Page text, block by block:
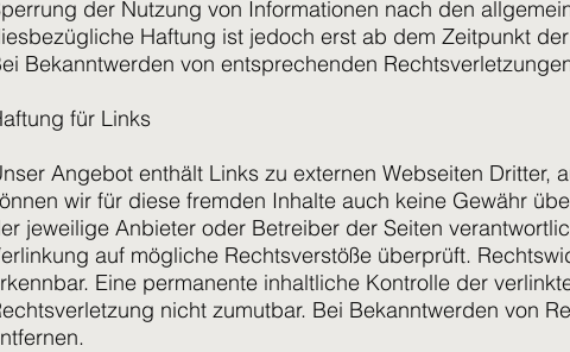
der Nutzung von Informationen nach den
Haftung ist jedoch erst ab dem Zeitpunkt
Bekanntwerden von entsprechenden
für Links
Angebot enthält Links zu externen Webseiten Dritter,
wir für diese fremden Inhalte auch keine Gewähr
jeweilige Anbieter oder Betreiber der Seiten
auf mögliche Rechtsverstöße überprüft.
Eine permanente inhaltliche Kontrolle der
nicht zumutbar. Bei Bekanntwerden von